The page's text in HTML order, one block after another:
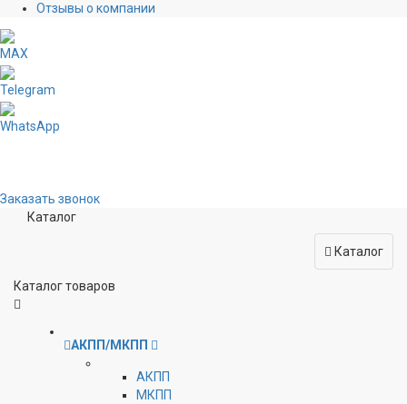
Отзывы о компании
MAX
Telegram
WhatsApp
Заказать звонок
Каталог
Каталог
Каталог товаров
АКПП/МКПП
АКПП
МКПП